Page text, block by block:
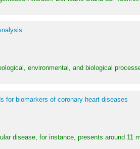
environmental, and biological
for biomarkers of coronary heart diseases
disease, for instance, presents around 11